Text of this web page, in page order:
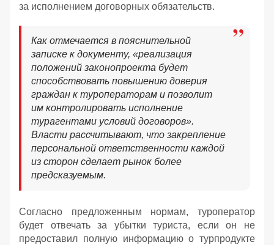
за исполнением договорных обязательств.
Как отмечается в пояснительной
записке к документу, «реализация
положений законопроекта будет
способствовать повышению доверия
граждан к туроператорам и позволит
им контролировать исполнение
турагентами условий договоров».
Власти рассчитывают, что закрепление
персональной ответственности каждой
из сторон сделает рынок более
предсказуемым.
Согласно предложенным нормам, туроператор
будет отвечать за убытки туриста, если он не
предоставил полную информацию о турпродукте